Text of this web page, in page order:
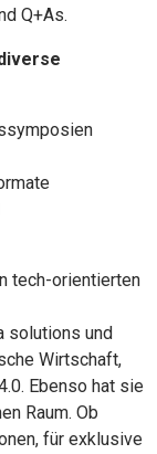
Q+As.
tech-orientierten
solutions und
Wirtschaft,
Ebenso hat sie
Raum. Ob
für exklusive